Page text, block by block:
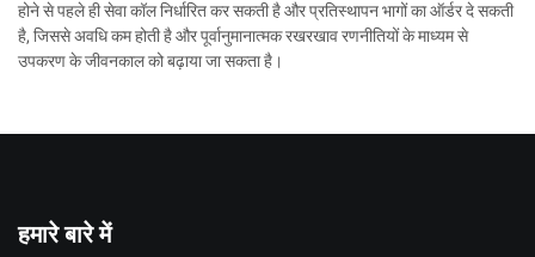
होने से पहले ही सेवा कॉल निर्धारित कर सकती है और प्रतिस्थापन भागों का ऑर्डर दे सकती
है, जिससे अवधि कम होती है और पूर्वानुमानात्मक रखरखाव रणनीतियों के माध्यम से
उपकरण के जीवनकाल को बढ़ाया जा सकता है।
हमारे बारे में